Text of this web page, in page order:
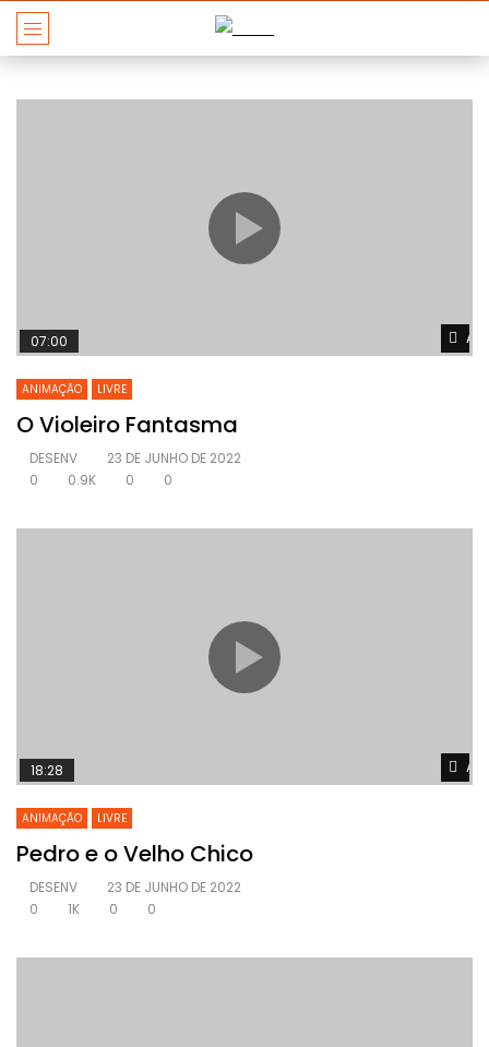
07:00
ANIMAÇÃO LIVRE
O Violeiro Fantasma
DESENV
23 DE JUNHO DE 2022
0
0.9K 0 0
18:28
ANIMAÇÃO LIVRE
Pedro e o Velho Chico
DESENV
23 DE JUNHO DE 2022
0
1K 0 0